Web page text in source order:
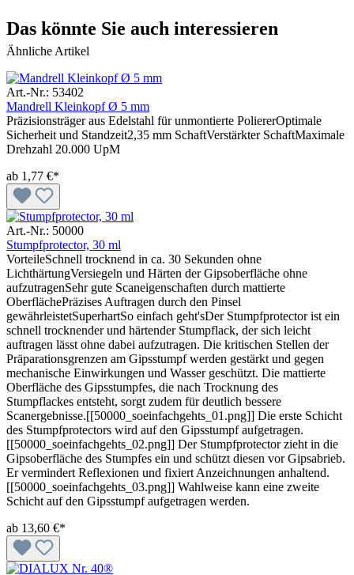
Das könnte Sie auch interessieren
Ähnliche Artikel
Art.-Nr.: 53402
Mandrell Kleinkopf Ø 5 mm
Präzisionsträger aus Edelstahl für unmontierte PoliererOptimale
Sicherheit und Standzeit2,35 mm SchaftVerstärkter SchaftMaximale
Drehzahl 20.000 UpM
ab 1,77 €*
Art.-Nr.: 50000
Stumpfprotector, 30 ml
VorteileSchnell trocknend in ca. 30 Sekunden ohne
LichthärtungVersiegeln und Härten der Gipsoberfläche ohne
aufzutragenSehr gute Scaneigenschaften durch mattierte
OberflächePräzises Auftragen durch den Pinsel
gewährleistetSuperhartSo einfach geht'sDer Stumpfprotector ist ein
schnell trocknender und härtender Stumpflack, der sich leicht
auftragen lässt ohne dabei aufzutragen. Die kritischen Stellen der
Präparationsgrenzen am Gipsstumpf werden gestärkt und gegen
mechanische Einwirkungen und Wasser geschützt. Die mattierte
Oberfläche des Gipsstumpfes, die nach Trocknung des
Stumpflackes entsteht, sorgt zudem für deutlich bessere
Scanergebnisse.[[50000_soeinfachgehts_01.png]] Die erste Schicht
des Stumpfprotectors wird auf den Gipsstumpf aufgetragen.
[[50000_soeinfachgehts_02.png]] Der Stumpfprotector zieht in die
Gipsoberfläche des Stumpfes ein und schützt diesen vor Gipsabrieb.
Er vermindert Reflexionen und fixiert Anzeichnungen anhaltend.
[[50000_soeinfachgehts_03.png]] Wahlweise kann eine zweite
Schicht auf den Gipsstumpf aufgetragen werden.
ab 13,60 €*